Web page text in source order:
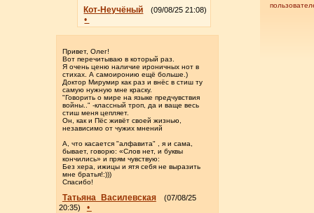
Кот-Неучёный (09/08/25 21:08)
•
Привет, Олег!
Вот перечитываю в который раз.
Я очень ценю наличие ироничных нот в
стихах. А самоиронию ещё больше.)
Доктор Мирумир как раз и внёс в стиш ту
самую нужную мне краску.
"Говорить о мире на языке предчувствия
войны.." -классный троп, да и ваще весь
стиш меня цепляет.
Он, как и Пёс живёт своей жизнью,
независимо от чужих мнений
А, что касается "алфавита" , я и сама,
бывает, говорю: «Слов нет, и буквы
кончились» и прям чувствую:
Без хера, ижицы и ятя себя не выразить
мне братья!:)))
Спасибо!
Татьяна_Василевская
(07/08/25
20:35)
•